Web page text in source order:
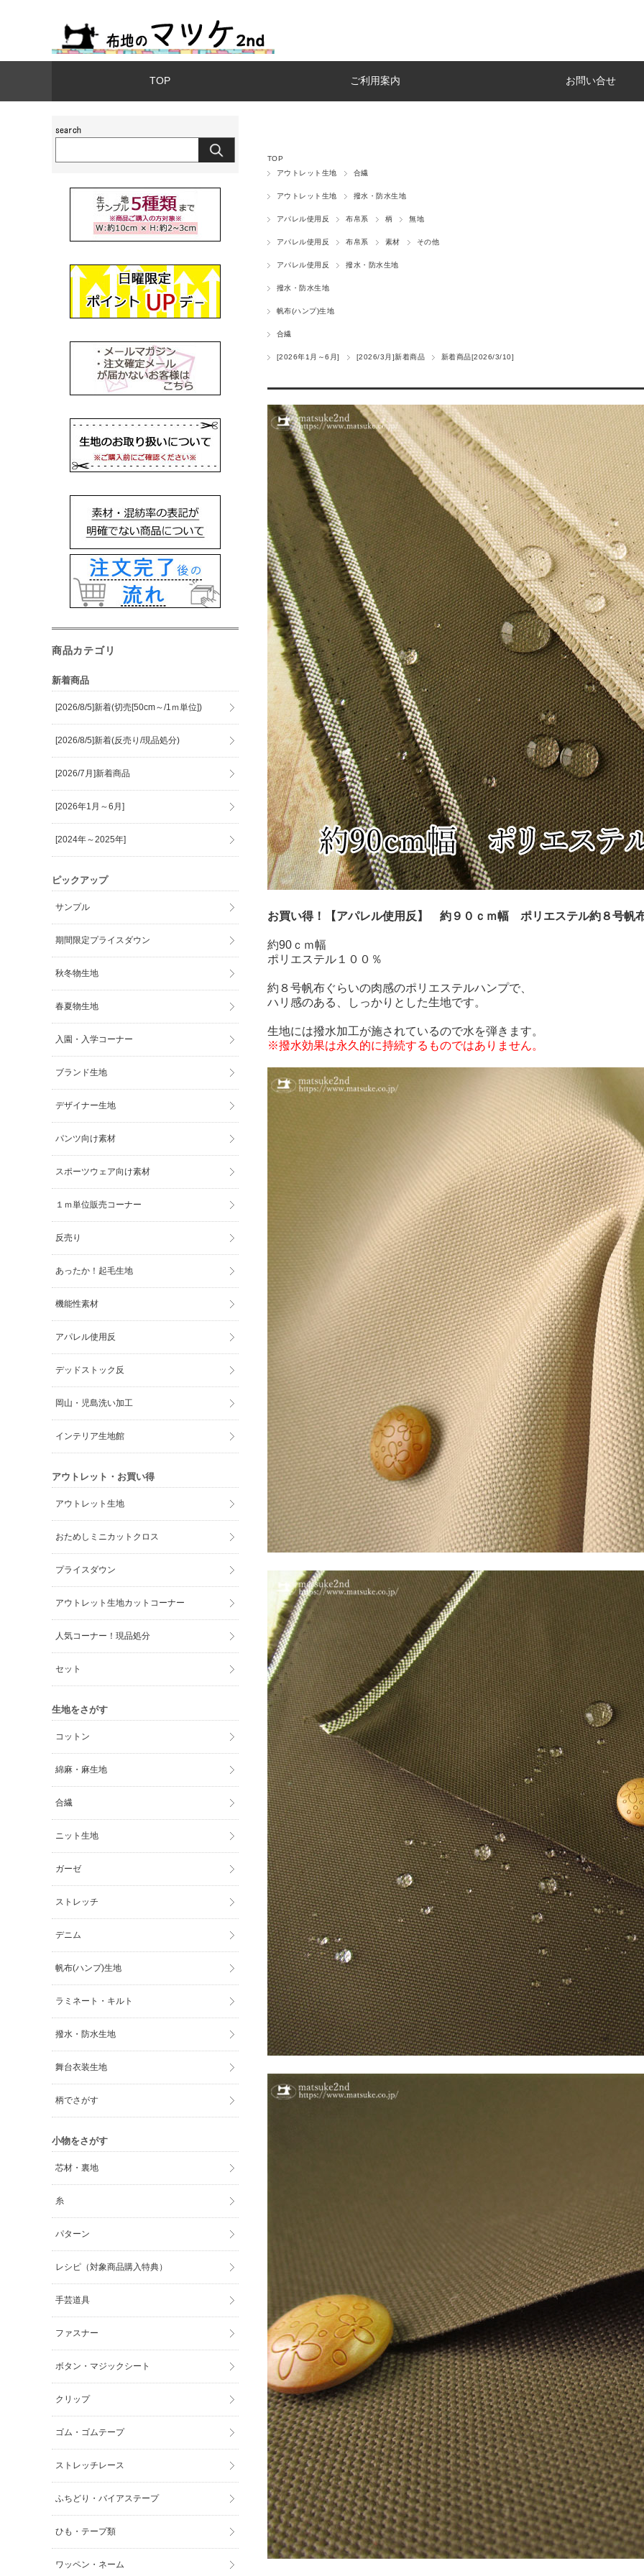
TOP ご利用案内 お問い合せ
TOP
アウトレット生地
合繊
アウトレット生地 撥水・防水生地
アパレル使用反 布帛系 柄 無地
アパレル使用反 布帛系 素材 その他
アパレル使用反 撥水・防水生地
撥水・防水生地
帆布(ハンプ)生地
合繊
[2026年1月～6月] [2026/3月]新着商品 新着商品[2026/3/10]
お買い得！【アパレル使用反】 約９０ｃｍ幅 ポリエステル約８号帆
約90ｃｍ幅
ポリエステル１００％
約８号帆布ぐらいの肉感のポリエステルハンプで、
ハリ感のある、しっかりとした生地です。
生地には撥水加工が施されているので水を弾きます。
※撥水効果は永久的に持続するものではありません。
商品カテゴリ
新着商品
[2026/8/5]新着(切売[50cm～/1ｍ単位])
[2026/8/5]新着(反売り/現品処分)
[2026/7月]新着商品
[2026年1月～6月]
[2024年～2025年]
ピックアップ
サンプル
期間限定プライスダウン
秋冬物生地
春夏物生地
入園・入学コーナー
ブランド生地
デザイナー生地
パンツ向け素材
スポーツウェア向け素材
１ｍ単位販売コーナー
反売り
あったか！起毛生地
機能性素材
アパレル使用反
デッドストック反
岡山・児島洗い加工
インテリア生地館
アウトレット・お買い得
アウトレット生地
おためしミニカットクロス
プライスダウン
アウトレット生地カットコーナー
人気コーナー！現品処分
セット
生地をさがす
コットン
綿麻・麻生地
合繊
ニット生地
ガーゼ
ストレッチ
デニム
帆布(ハンプ)生地
ラミネート・キルト
撥水・防水生地
舞台衣装生地
柄でさがす
小物をさがす
芯材・裏地
糸
パターン
レシピ（対象商品購入特典）
手芸道具
ファスナー
ボタン・マジックシート
クリップ
ゴム・ゴムテープ
ストレッチレース
ふちどり・バイアステープ
ひも・テープ類
ワッペン・ネーム